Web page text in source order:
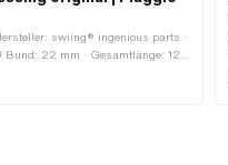
swiing® ingenious parts ·
22 mm · Gesamtlänge: 12